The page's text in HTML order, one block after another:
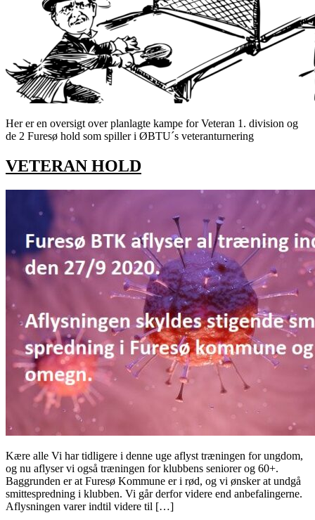
Her er en oversigt over planlagte kampe for Veteran 1. division og
de 2 Furesø hold som spiller i ØBTU´s veteranturnering
VETERAN HOLD
Kære alle Vi har tidligere i denne uge aflyst træningen for ungdom,
og nu aflyser vi også træningen for klubbens seniorer og 60+.
Baggrunden er at Furesø Kommune er i rød, og vi ønsker at undgå
smittespredning i klubben. Vi går derfor videre end anbefalingerne.
Aflysningen varer indtil videre til […]